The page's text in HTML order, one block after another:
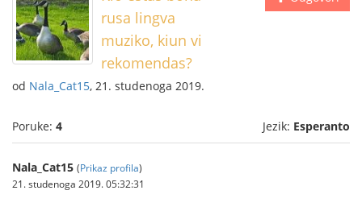
rusa lingva
muziko, kiun vi
rekomendas?
od Nala_Cat15, 21. studenoga 2019.
Poruke: 4 Jezik: Esperanto
Nala_Cat15 (Prikaz profila)
21. studenoga 2019. 05:32:31